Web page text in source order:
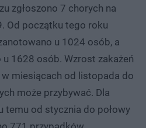
zgłoszono 7 chorych na
Od początku tego roku
u 1024 osób, a
1628 osób. Wzrost zakażeń
w miesiącach od listopada do
może przybywać. Dla
temu od stycznia do połowy